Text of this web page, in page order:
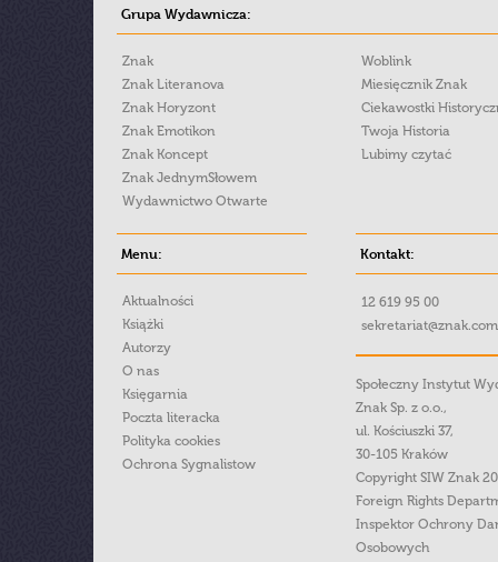
Grupa Wydawnicza:
Znak
Znak Literanova
Znak Horyzont
Znak Emotikon
Znak Koncept
Znak JednymSłowem
Wydawnictwo Otwarte
Woblink
Miesięcznik Znak
Ciekawostki
Twoja Historia
Lubimy czytać
Menu:
Aktualności
Książki
Autorzy
O nas
Księgarnia
Poczta literacka
Polityka cookies
Ochrona Sygnalistow
Kontakt:
12 619 95 00
Społeczny Instytut
Znak Sp. z o.o.,
ul. Kościuszki 37,
30-105 Kraków
Copyright SIW Znak
Foreign Rights
Inspektor Ochrony
Osobowych